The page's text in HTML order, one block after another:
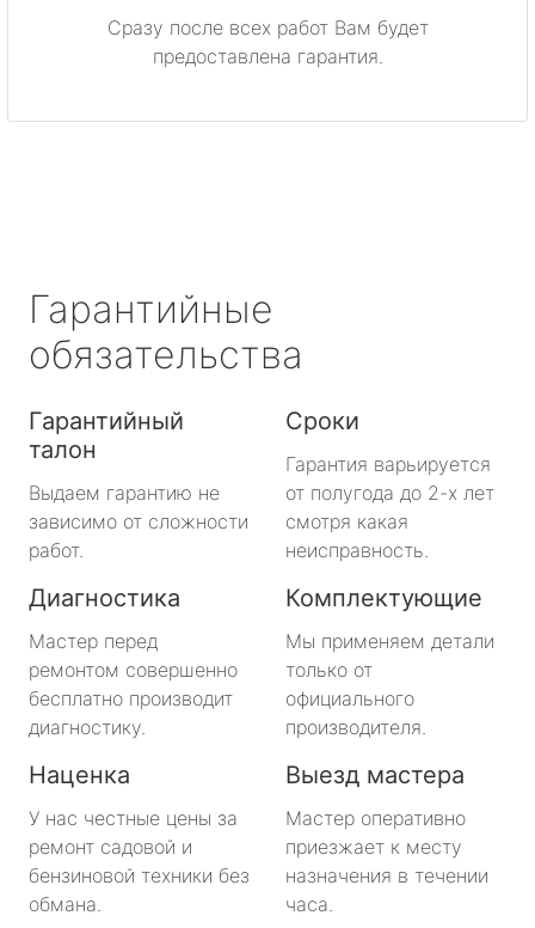
Сразу после всех работ Вам будет
предоставлена гарантия.
Гарантийные
обязательства
Гарантийный
талон
Выдаем гарантию не
зависимо от сложности
работ.
Сроки
Гарантия варьируется
от полугода до 2-х лет
смотря какая
неисправность.
Диагностика
Мастер перед
ремонтом совершенно
бесплатно производит
диагностику.
Комплектующие
Мы применяем детали
только от
официального
производителя.
Наценка
У нас честные цены за
ремонт садовой и
бензиновой техники без
обмана.
Выезд мастера
Мастер оперативно
приезжает к месту
назначения в течении
часа.